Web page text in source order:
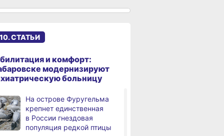
возрождает
издательского дома
требуется специалист
по документообороту
и сопровождению продаж
«Раскладушки» и «книжки»
стали чаще выбирать
пользователи
СТАТЬИ
и комфорт:
модернизируют
больницу
На острове Фуругельма
крепнет единственная
в России гнездовая
популяция редкой птицы